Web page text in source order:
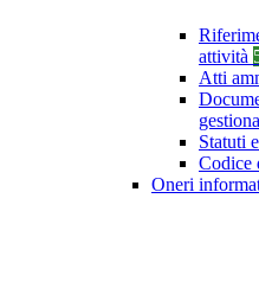
attività
Atti
Statuti
Codice
Oneri